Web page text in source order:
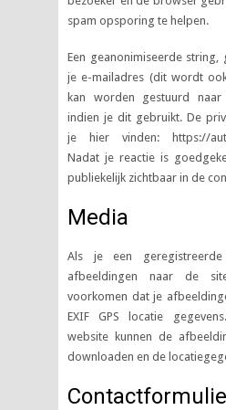
spam opsporing te helpen.
Een geanonimiseerde string,
je e-mailadres (dit wordt
kan worden gestuurd
indien je dit gebruikt. De
je hier vinden: https://
Nadat je reactie is
publiekelijk zichtbaar in de
Media
Als je een
afbeeldingen naar de
voorkomen dat je
EXIF GPS locatie
website kunnen de
downloaden en de